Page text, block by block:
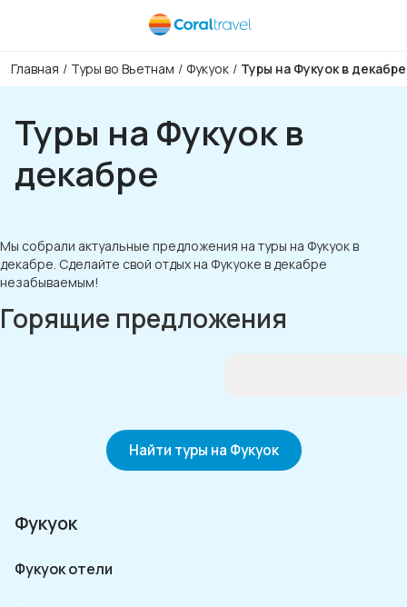
Главная / Туры во Вьетнам / Фукуок / Туры на Фукуок в декабре
Туры на Фукуок в
декабре
Мы собрали актуальные предложения на туры на Фукуок в
декабре. Сделайте свой отдых на Фукуоке в декабре
незабываемым!
Горящие предложения
Найти туры на Фукуок
Фукуок
Фукуок отели